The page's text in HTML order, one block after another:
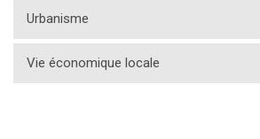
Urbanisme
Vie économique locale